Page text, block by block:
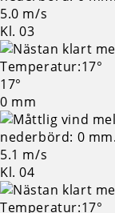
5.0 m/s
Kl. 03
17°
0 mm
5.1 m/s
Kl. 04